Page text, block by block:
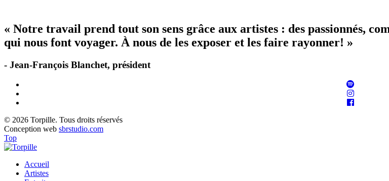
« Notre travail prend tout son sens grâce aux artistes : des passionnés,
qui nous font voyager. À nous de les exposer et les faire rayonner! »
- Jean-François Blanchet, président
© 2026 Torpille. Tous droits réservés
Conception web sbrstudio.com
Top
Accueil
Artistes